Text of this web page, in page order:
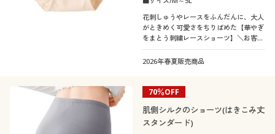
花刺しゅうやレースをふんだんに、大人
がときめく可愛さをちりばめた【華やぎ
をまとう刺繍レースショーツ】＼お客様
の声から、好きな色・デザインを選べる
1枚売りになりました/
2026年春夏販売商品
70％OFF
肌側シルクのショーツ(はきこみ丈
スタンダード)